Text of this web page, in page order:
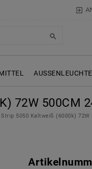
AUSSENLEUCHTEN
72W 500CM
Strip 5050 Kaltweiß (6000k) 72W